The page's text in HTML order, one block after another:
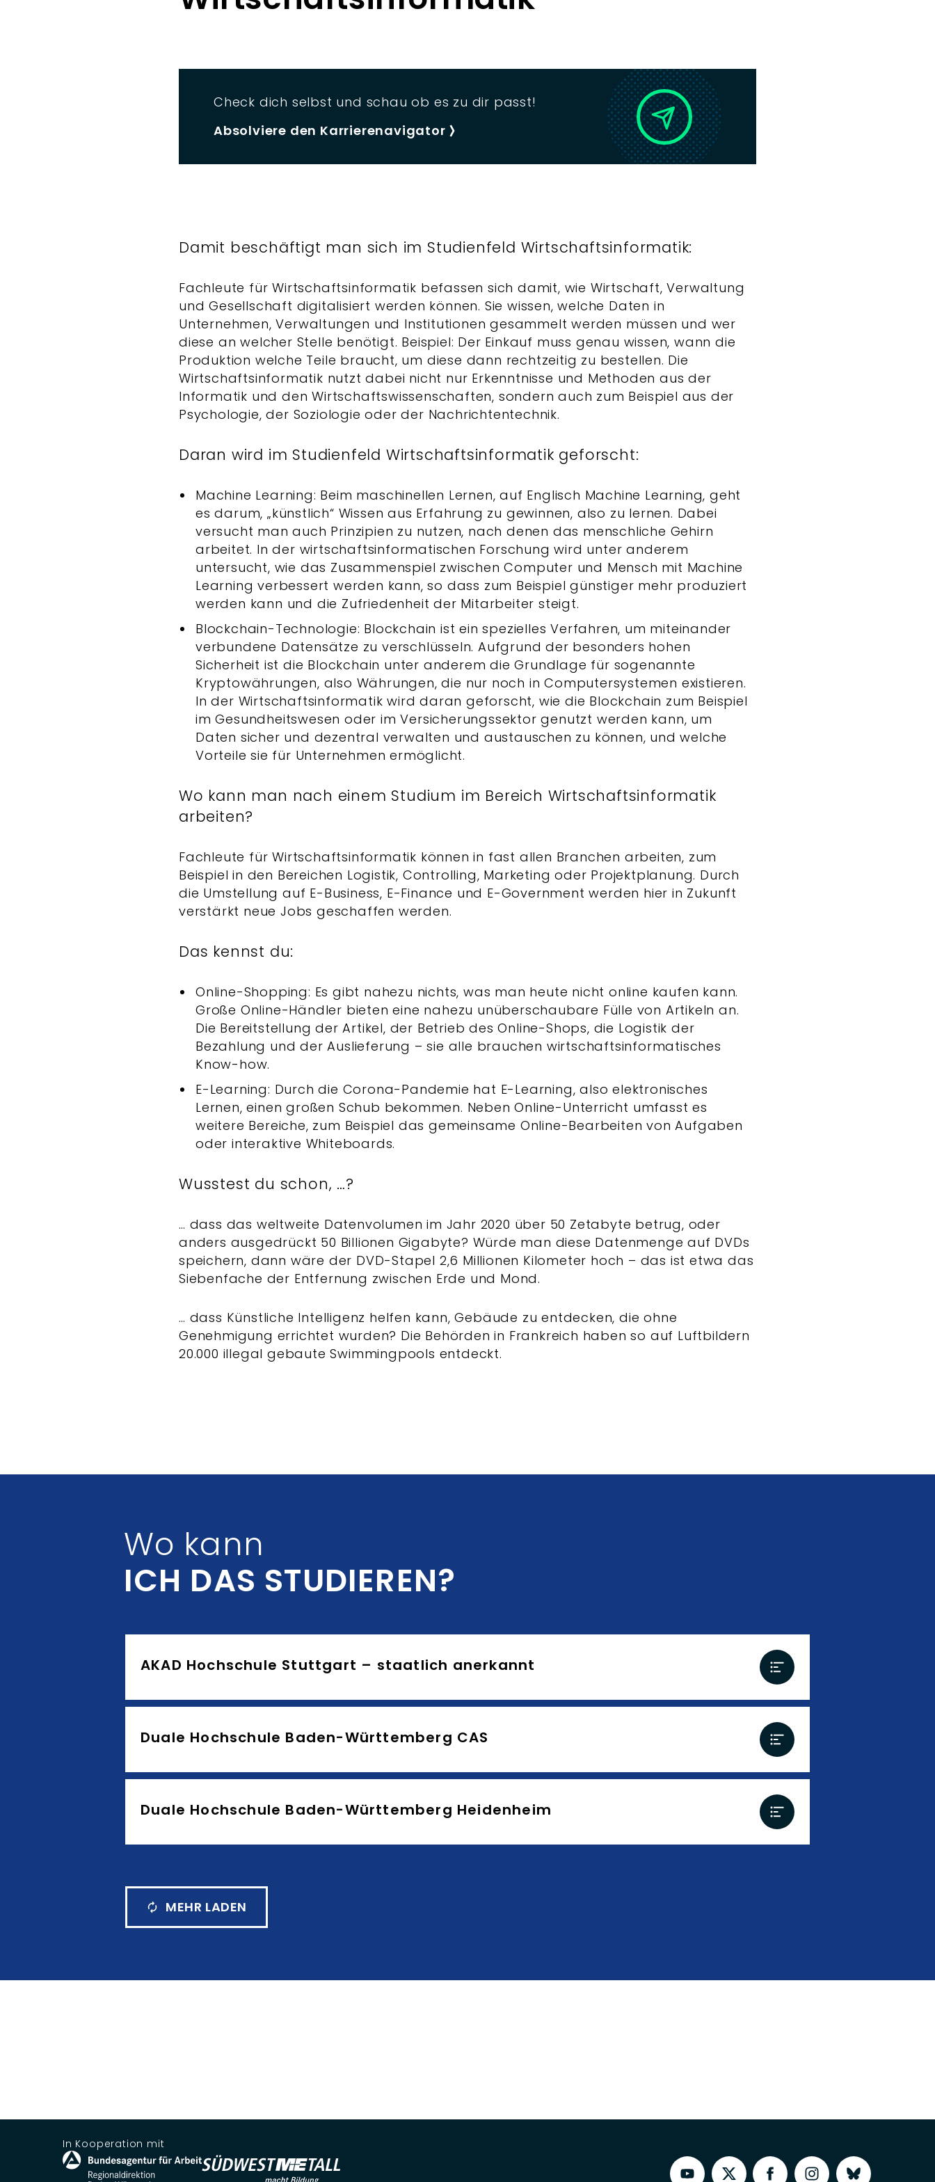
Check dich selbst und schau ob es zu dir passt!
Absolviere den Karrierenavigator
Damit beschäftigt man sich im Studienfeld Wirtschaftsinformatik:
Fachleute für Wirtschaftsinformatik befassen sich damit, wie Wirtschaft, Verwaltung
und Gesellschaft digitalisiert werden können. Sie wissen, welche Daten in
Unternehmen, Verwaltungen und Institutionen gesammelt werden müssen und wer
diese an welcher Stelle benötigt. Beispiel: Der Einkauf muss genau wissen, wann die
Produktion welche Teile braucht, um diese dann rechtzeitig zu bestellen. Die
Wirtschaftsinformatik nutzt dabei nicht nur Erkenntnisse und Methoden aus der
Informatik und den Wirtschaftswissenschaften, sondern auch zum Beispiel aus der
Psychologie, der Soziologie oder der Nachrichtentechnik.
Daran wird im Studienfeld Wirtschaftsinformatik geforscht:
Machine Learning: Beim maschinellen Lernen, auf Englisch Machine Learning, geht
es darum, „künstlich“ Wissen aus Erfahrung zu gewinnen, also zu lernen. Dabei
versucht man auch Prinzipien zu nutzen, nach denen das menschliche Gehirn
arbeitet. In der wirtschaftsinformatischen Forschung wird unter anderem
untersucht, wie das Zusammenspiel zwischen Computer und Mensch mit Machine
Learning verbessert werden kann, so dass zum Beispiel günstiger mehr produziert
werden kann und die Zufriedenheit der Mitarbeiter steigt.
Blockchain-Technologie: Blockchain ist ein spezielles Verfahren, um miteinander
verbundene Datensätze zu verschlüsseln. Aufgrund der besonders hohen
Sicherheit ist die Blockchain unter anderem die Grundlage für sogenannte
Kryptowährungen, also Währungen, die nur noch in Computersystemen existieren.
In der Wirtschaftsinformatik wird daran geforscht, wie die Blockchain zum Beispiel
im Gesundheitswesen oder im Versicherungssektor genutzt werden kann, um
Daten sicher und dezentral verwalten und austauschen zu können, und welche
Vorteile sie für Unternehmen ermöglicht.
Wo kann man nach einem Studium im Bereich Wirtschaftsinformatik
arbeiten?
Fachleute für Wirtschaftsinformatik können in fast allen Branchen arbeiten, zum
Beispiel in den Bereichen Logistik, Controlling, Marketing oder Projektplanung. Durch
die Umstellung auf E-Business, E-Finance und E-Government werden hier in Zukunft
verstärkt neue Jobs geschaffen werden.
Das kennst du:
Online-Shopping: Es gibt nahezu nichts, was man heute nicht online kaufen kann.
Große Online-Händler bieten eine nahezu unüberschaubare Fülle von Artikeln an.
Die Bereitstellung der Artikel, der Betrieb des Online-Shops, die Logistik der
Bezahlung und der Auslieferung – sie alle brauchen wirtschaftsinformatisches
Know-how.
E-Learning: Durch die Corona-Pandemie hat E-Learning, also elektronisches
Lernen, einen großen Schub bekommen. Neben Online-Unterricht umfasst es
weitere Bereiche, zum Beispiel das gemeinsame Online-Bearbeiten von Aufgaben
oder interaktive Whiteboards.
Wusstest du schon, …?
… dass das weltweite Datenvolumen im Jahr 2020 über 50 Zetabyte betrug, oder
anders ausgedrückt 50 Billionen Gigabyte? Würde man diese Datenmenge auf DVDs
speichern, dann wäre der DVD-Stapel 2,6 Millionen Kilometer hoch – das ist etwa das
Siebenfache der Entfernung zwischen Erde und Mond.
… dass Künstliche Intelligenz helfen kann, Gebäude zu entdecken, die ohne
Genehmigung errichtet wurden? Die Behörden in Frankreich haben so auf Luftbildern
20.000 illegal gebaute Swimmingpools entdeckt.
Wo kann
ICH DAS STUDIEREN?
AKAD Hochschule Stuttgart – staatlich anerkannt
Duale Hochschule Baden-Württemberg CAS
Duale Hochschule Baden-Württemberg Heidenheim
MEHR LADEN
In Kooperation mit